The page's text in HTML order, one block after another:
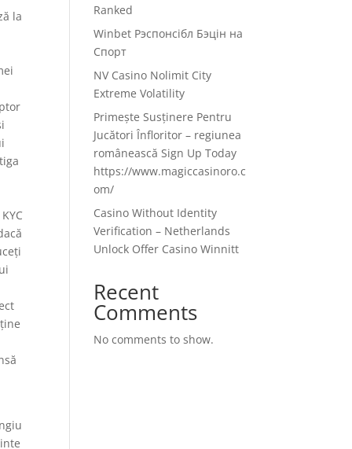
la
Ranked
Winbet Рэспонсібл Бэцін на
Спорт
NV Casino Nolimit City
Extreme Volatility
Primește Susținere Pentru
Jucători Înfloritor – regiunea
românească Sign Up Today
https://www.magiccasinoro.c
om/
Casino Without Identity
Verification – Netherlands
Unlock Offer Casino Winnitt
Recent
Comments
No comments to show.